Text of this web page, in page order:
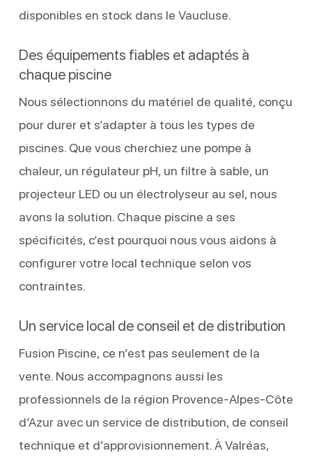
disponibles en stock dans le Vaucluse.
Des équipements fiables et adaptés à
chaque piscine
Nous sélectionnons du matériel de qualité, conçu
pour durer et s’adapter à tous les types de
piscines. Que vous cherchiez une pompe à
chaleur, un régulateur pH, un filtre à sable, un
projecteur LED ou un électrolyseur au sel, nous
avons la solution. Chaque piscine a ses
spécificités, c’est pourquoi nous vous aidons à
configurer votre local technique selon vos
contraintes.
Un service local de conseil et de distribution
Fusion Piscine, ce n’est pas seulement de la
vente. Nous accompagnons aussi les
professionnels de la région Provence-Alpes-Côte
d’Azur avec un service de distribution, de conseil
technique et d’approvisionnement. À Valréas,